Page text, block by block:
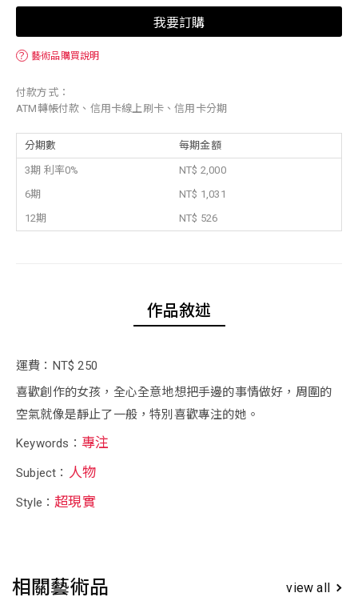
我要訂購
？ 藝術品購買說明
付款方式：
ATM轉帳付款、信用卡線上刷卡、信用卡分期
分期數 每期金額
3期 利率0%
NT$ 2,000
6期
NT$ 1,031
12期
NT$ 526
作品敘述
運費：NT$ 250
喜歡創作的女孩，全心全意地想把手邊的事情做好，周圍的
空氣就像是靜止了一般，特別喜歡專注的她。
Keywords： 專注
Subject： 人物
Style：超現實
相關藝術品 view all